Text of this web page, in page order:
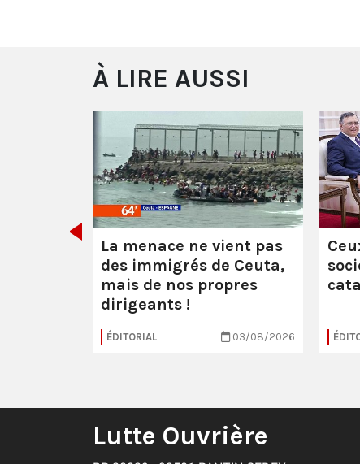
À LIRE AUSSI
La menace ne vient pas
des immigrés de Ceuta,
mais de nos propres
dirigeants !
ÉDITORIAL 03/08/2026
Lutte Ouvrière